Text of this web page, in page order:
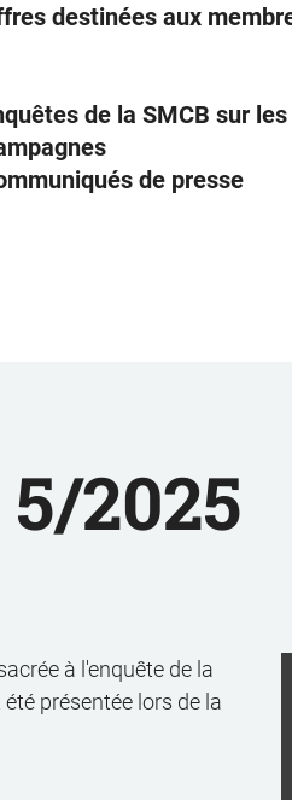
destinées aux
de la SMCB sur
de presse
2025
à l'enquête de la
présentée lors de la